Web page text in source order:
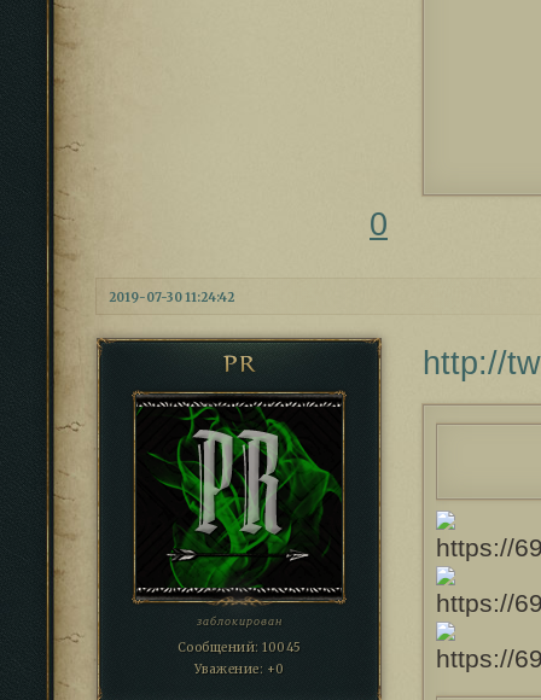
0
2019-07-30 11:24:42
PR
заблокирован
Сообщений: 10045
Уважение: +0
http://